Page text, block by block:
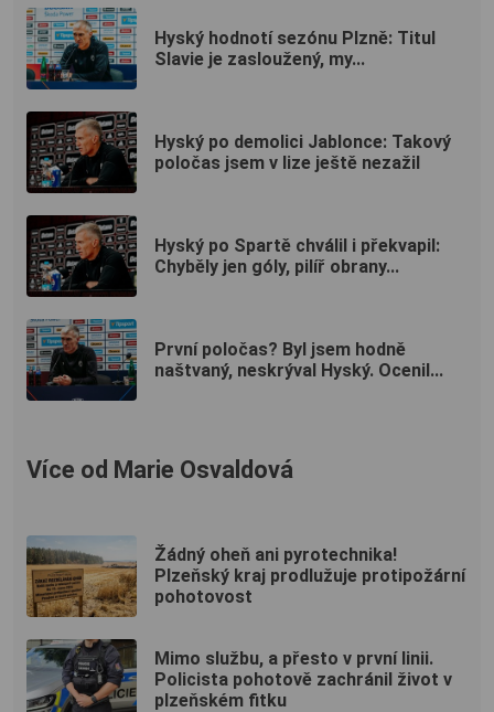
Hyský hodnotí sezónu Plzně: Titul
Slavie je zasloužený, my...
Hyský po demolici Jablonce: Takový
poločas jsem v lize ještě nezažil
Hyský po Spartě chválil i překvapil:
Chyběly jen góly, pilíř obrany...
První poločas? Byl jsem hodně
naštvaný, neskrýval Hyský. Ocenil...
Více od Marie Osvaldová
Žádný oheň ani pyrotechnika!
Plzeňský kraj prodlužuje protipožární
pohotovost
Mimo službu, a přesto v první linii.
Policista pohotově zachránil život v
plzeňském fitku